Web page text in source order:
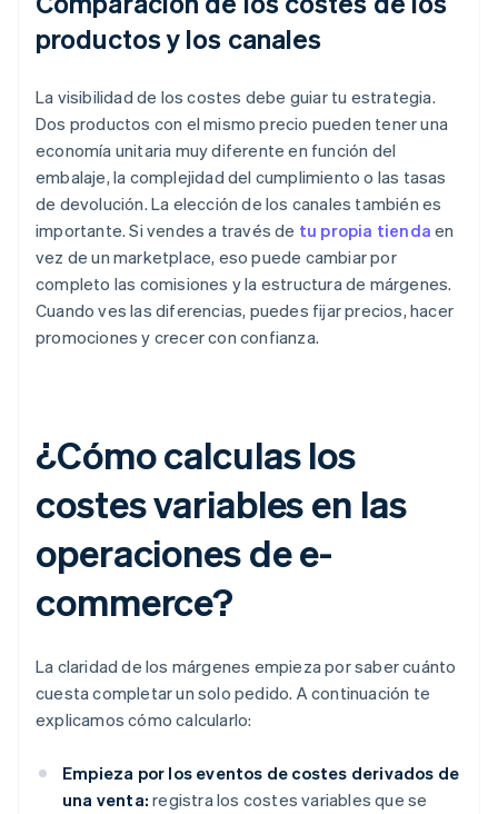
productos y los canales
La visibilidad de los costes debe guiar tu estrategia.
Dos productos con el mismo precio pueden tener una
economía unitaria muy diferente en función del
embalaje, la complejidad del cumplimiento o las tasas
de devolución. La elección de los canales también es
importante. Si vendes a través de tu propia tienda en
vez de un marketplace, eso puede cambiar por
completo las comisiones y la estructura de márgenes.
Cuando ves las diferencias, puedes fijar precios, hacer
promociones y crecer con confianza.
¿Cómo calculas los
costes variables en las
operaciones de e-
commerce?
La claridad de los márgenes empieza por saber cuánto
cuesta completar un solo pedido. A continuación te
explicamos cómo calcularlo:
Empieza por los eventos de costes derivados de
una venta: registra los costes variables que se